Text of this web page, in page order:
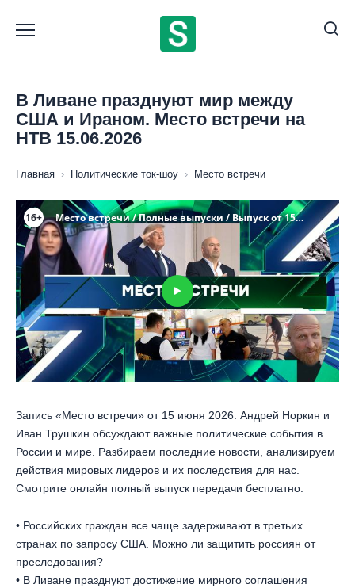
содержанию
В Ливане празднуют мир между
США и Ираном. Место встречи на
НТВ 15.06.2026
Главная › Политические ток-шоу › Место встречи
Запись «Место встречи» от 15 июня 2026. Андрей Норкин и
Иван Трушкин обсуждают важные политические события в
России и мире. Разбираем последние новости, анализируем
действия мировых лидеров и их последствия для нас.
Смотрите онлайн полный выпуск передачи бесплатно.
• Российских граждан все чаще задерживают в третьих
странах по запросу США. Можно ли защитить россиян от
преследования?
• В Ливане празднуют достижение мирного соглашения